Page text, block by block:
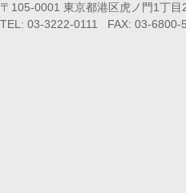
〒105-0001 東京都港区虎ノ門1丁目
TEL: 03-3222-0111 FAX: 03-